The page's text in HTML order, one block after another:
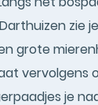
zie
grote
vervolgens
je